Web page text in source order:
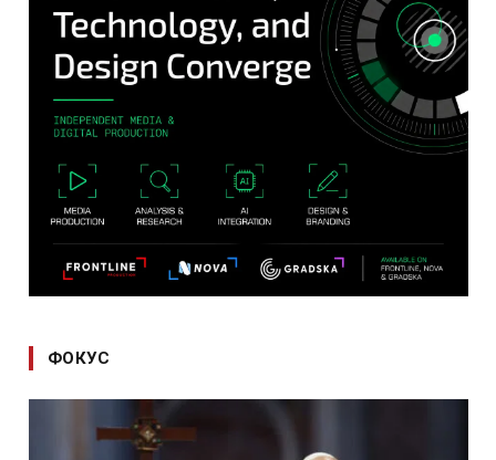
ФОКУС